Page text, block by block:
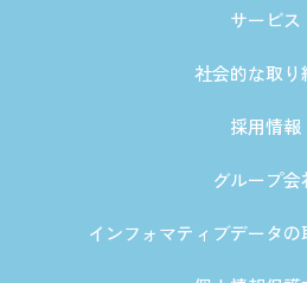
サービス
社会的な取り
採用情報
グループ会
インフォマティブデータ